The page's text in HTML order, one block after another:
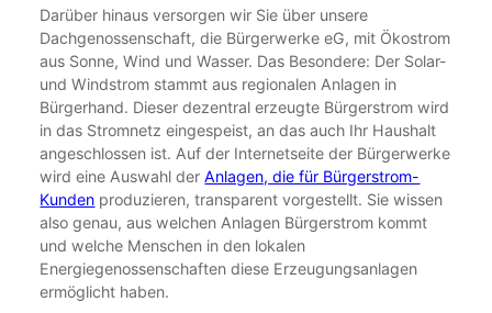
Darüber hinaus versorgen wir Sie über unsere
Dachgenossenschaft, die Bürgerwerke eG, mit Ökostrom
aus Sonne, Wind und Wasser. Das Besondere: Der Solar-
und Windstrom stammt aus regionalen Anlagen in
Bürgerhand. Dieser dezentral erzeugte Bürgerstrom wird
in das Stromnetz eingespeist, an das auch Ihr Haushalt
angeschlossen ist. Auf der Internetseite der Bürgerwerke
wird eine Auswahl derAnlagen, die für Bürgerstrom-
Kunden produzieren, transparent vorgestellt. Sie wissen
also genau, aus welchen Anlagen Bürgerstrom kommt
und welche Menschen in den lokalen
Energiegenossenschaften diese Erzeugungsanlagen
ermöglicht haben.